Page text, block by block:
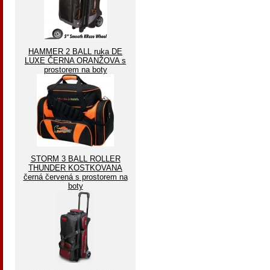
HAMMER 2 BALL ruka DE
LUXE ČERNA ORANŽOVA s
prostorem na boty
STORM 3 BALL ROLLER
THUNDER KOSTKOVANA
černá červená s prostorem na
boty